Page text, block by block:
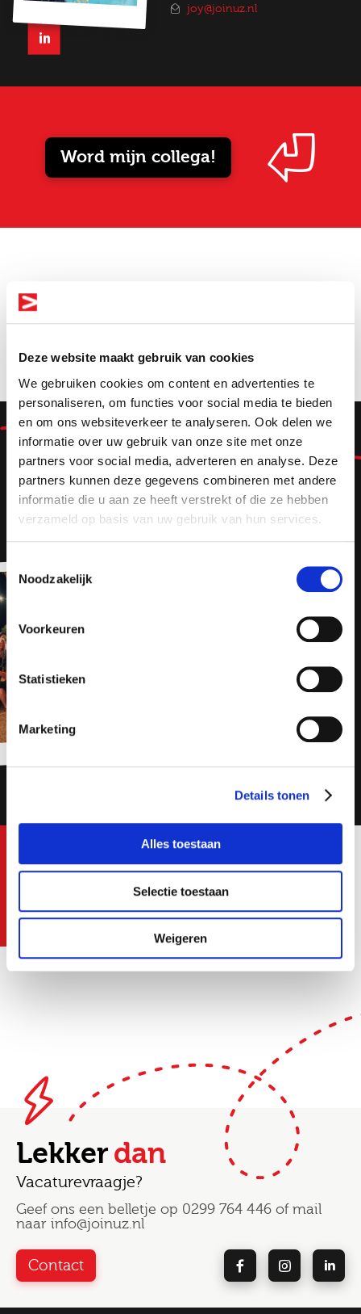
Deze website maakt gebruik van cookies
We gebruiken cookies om content en advertenties te
personaliseren, om functies voor social media te bieden
en om ons websiteverkeer te analyseren. Ook delen we
informatie over uw gebruik van onze site met onze
partners voor social media, adverteren en analyse. Deze
partners kunnen deze gegevens combineren met andere
informatie die u aan ze heeft verstrekt of die ze hebben
verzameld op basis van uw gebruik van hun services.
Toestemmingsselectie
Noodzakelijk
Voorkeuren
Statistieken
Marketing
Details tonen
Alles toestaan
Selectie toestaan
Weigeren
joy@joinuz.nl
Word mijn collega!
Lekker
erbij
Van Recruiter tot Online
Toon de vacatures
Lekkerdan
Vacaturevraagje?
Geef ons een belletje op 0299 764 446 of mail
naar info@joinuz.nl
Contact
Altijd als 1e op de hoogte van de
nieuwste vacatures als je een job
alert aanmaakt!
Postcode
privacy statement